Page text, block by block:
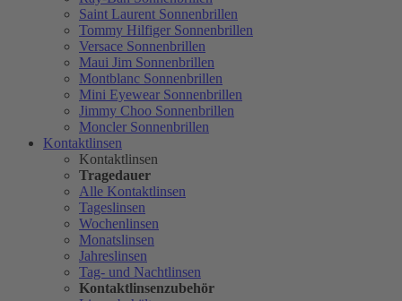
Saint Laurent Sonnenbrillen
Tommy Hilfiger Sonnenbrillen
Versace Sonnenbrillen
Maui Jim Sonnenbrillen
Montblanc Sonnenbrillen
Mini Eyewear Sonnenbrillen
Jimmy Choo Sonnenbrillen
Moncler Sonnenbrillen
Kontaktlinsen
Kontaktlinsen
Tragedauer
Alle Kontaktlinsen
Tageslinsen
Wochenlinsen
Monatslinsen
Jahreslinsen
Tag- und Nachtlinsen
Kontaktlinsenzubehör